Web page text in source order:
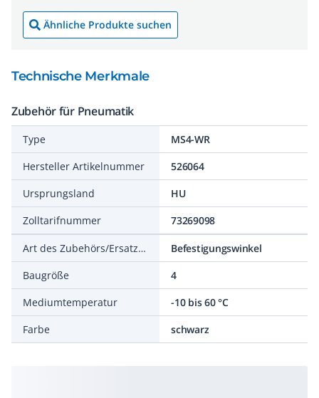
Ähnliche Produkte suchen
Technische Merkmale
Zubehör für Pneumatik
Type
MS4-WR
Hersteller Artikelnummer
526064
Ursprungsland
HU
Zolltarifnummer
73269098
Art des Zubehörs/Ersatzteils
Befestigungswinkel
Baugröße
4
Mediumtemperatur
-10 bis 60 °C
Farbe
schwarz